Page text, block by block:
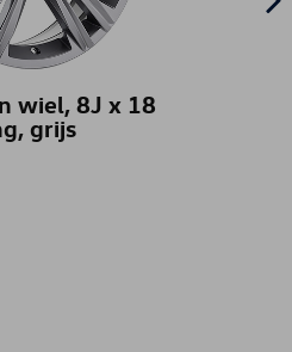
wiel, 8J x 18
grijs